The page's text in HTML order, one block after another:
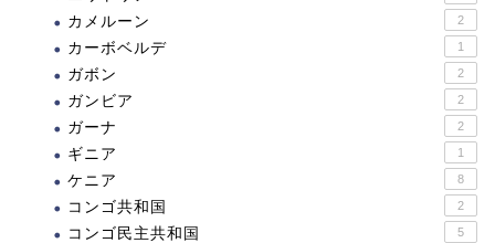
カメルーン 2
カーボベルデ 1
ガボン 2
ガンビア 2
ガーナ 2
ギニア 1
ケニア 8
コンゴ共和国 2
コンゴ民主共和国 5